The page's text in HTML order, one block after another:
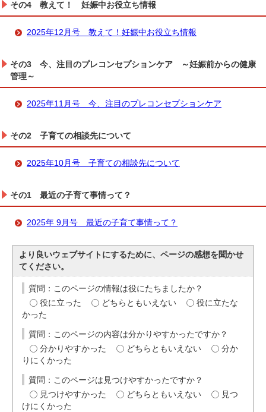
その4 教えて！ 妊娠中お役立ち情報
2025年12月号 教えて！妊娠中お役立ち情報
その3 今、注目のプレコンセプションケア ～妊娠前からの健康
管理～
2025年11月号 今、注目のプレコンセプションケア
その2 子育ての相談先について
2025年10月号 子育ての相談先について
その1 最近の子育て事情って？
2025年 9月号 最近の子育て事情って？
より良いウェブサイトにするために、ページの感想を聞かせ
てください。
質問：このページの情報は役にたちましたか？
役に立った
どちらともいえない
役に立たな
かった
質問：このページの内容は分かりやすかったですか？
分かりやすかった
どちらともいえない
分か
りにくかった
質問：このページは見つけやすかったですか？
見つけやすかった
どちらともいえない
見つ
けにくかった